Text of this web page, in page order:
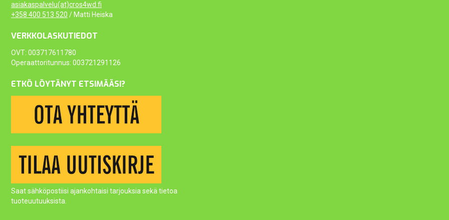
asiakaspalvelu(at)cros4wd.fi
+358 400 513 520 / Matti Heiska
VERKKOLASKUTIEDOT
OVT: 003717611780
Operaattoritunnus: 003721291126
ETKÖ LÖYTÄNYT ETSIMÄÄSI?
Saat sähköpostiisi ajankohtaisi tarjouksia sekä tietoa
tuoteuutuuksista.